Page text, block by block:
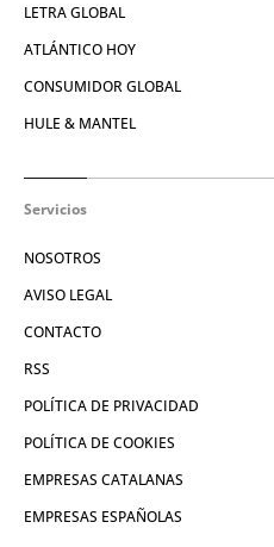
LETRA GLOBAL
ATLÁNTICO HOY
CONSUMIDOR GLOBAL
HULE & MANTEL
Servicios
NOSOTROS
AVISO LEGAL
CONTACTO
RSS
POLÍTICA DE PRIVACIDAD
POLÍTICA DE COOKIES
EMPRESAS CATALANAS
EMPRESAS ESPAÑOLAS